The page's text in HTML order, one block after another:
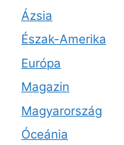
Ázsia
Észak-Amerika
Európa
Magazin
Magyarország
Óceánia